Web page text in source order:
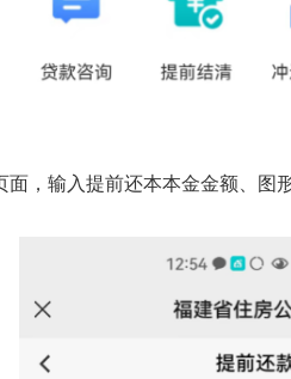
输入提前还本本金金额、图